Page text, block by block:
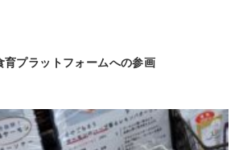
育プラットフォームへの参画